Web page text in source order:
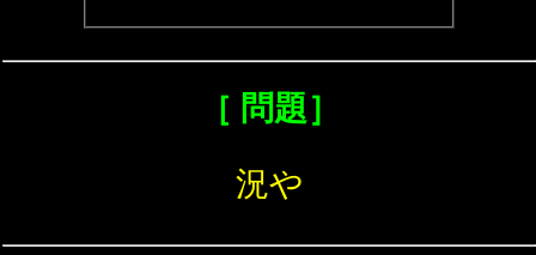
［ 問題］
況や